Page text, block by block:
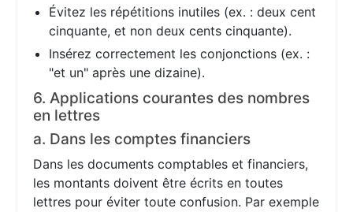
Évitez les répétitions inutiles (ex. : deux cent
cinquante, et non deux cents cinquante).
Insérez correctement les conjonctions (ex. :
"et un" après une dizaine).
6. Applications courantes des nombres
en lettres
a. Dans les comptes financiers
Dans les documents comptables et financiers,
les montants doivent être écrits en toutes
lettres pour éviter toute confusion. Par exemple